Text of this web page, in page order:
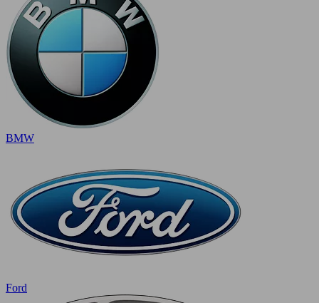
BMW
Ford